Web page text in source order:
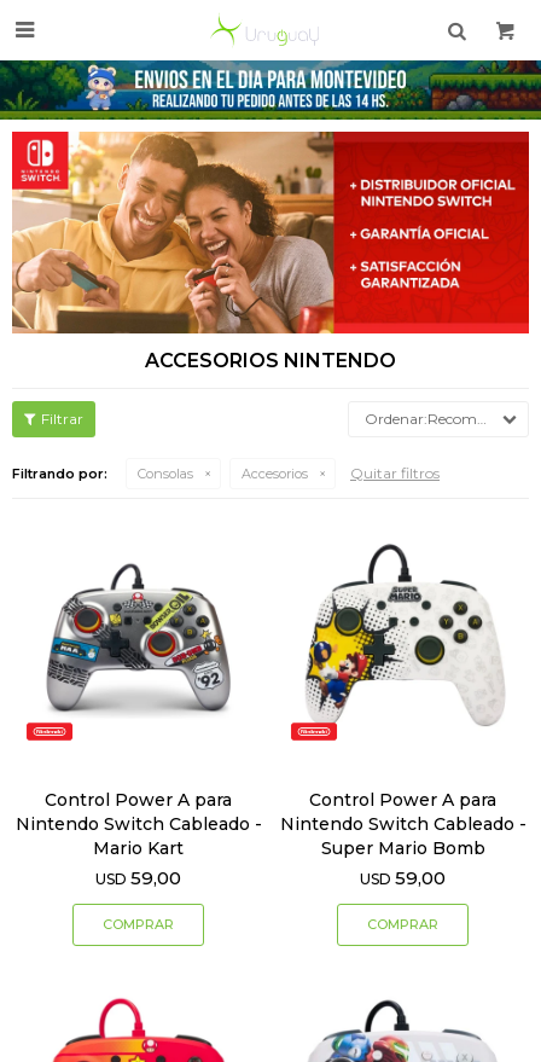

ACCESORIOS NINTENDO
Recomendados
Filtrando por: Consolas Accesorios Quitar filtros
Control Power A para
Nintendo Switch Cableado -
Mario Kart
USD 59,00
Control Power A para
Nintendo Switch Cableado -
Super Mario Bomb
USD 59,00